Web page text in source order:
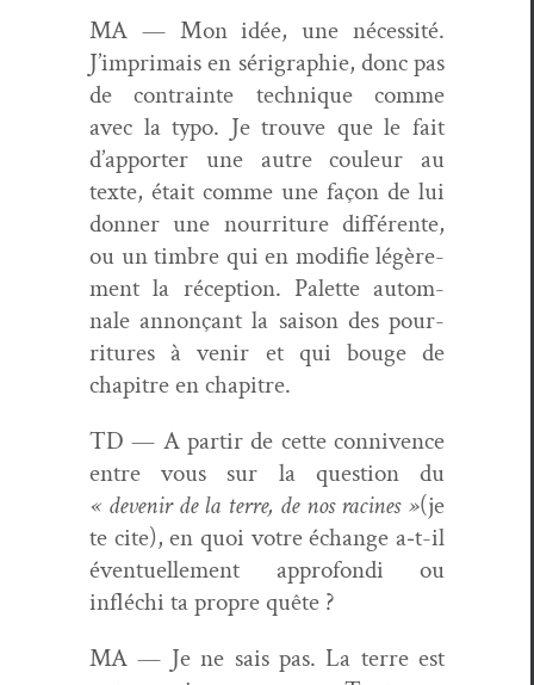
MA — Mon idée, une néces­sité.
J’imprimais en séri­gra­phie, donc pas
de con­trainte tech­nique comme
avec la typo. Je trou­ve que le fait
d’apporter une autre couleur au
texte, était comme une façon de lui
don­ner une nour­ri­t­ure dif­férente,
ou un tim­bre qui en mod­i­fie légère­
ment la récep­tion. Palette autom­
nale annonçant la sai­son des pour­
ri­t­ures à venir et qui bouge de
chapitre en chapitre.
TD — A par­tir de cette con­nivence
entre vous sur la ques­tion du
« devenir de la terre, de nos racines »(je
te cite), en quoi votre échange a‑t-il
éventuelle­ment appro­fon­di ou
infléchi ta pro­pre quête ?
MA — Je ne sais pas. La terre est